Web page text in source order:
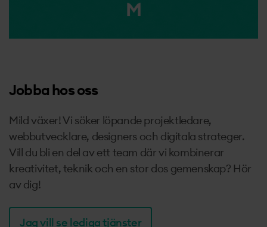
Jobba hos oss
Mild växer! Vi söker löpande projektledare,
webbutvecklare, designers och digitala strateger.
Vill du bli en del av ett team där vi kombinerar
kreativitet, teknik och en stor dos gemenskap? Hör
av dig!
Jag vill se lediga tjänster